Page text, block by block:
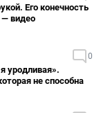
Его конечность
— видео
0
уродливая».
не способна